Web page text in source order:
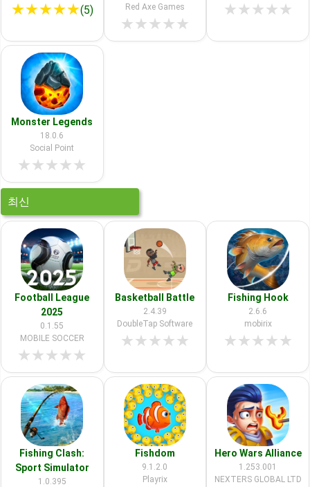
★★★★★(5)
Red Axe Games
★★★★★
★★★★★
Monster Legends
18.0.6
Social Point
★★★★★
최신
Football League
2025
0.1.55
MOBILE SOCCER
★★★★★
Basketball Battle
2.4.39
DoubleTap Software
★★★★★
Fishing Hook
2.6.6
mobirix
★★★★★
Fishing Clash:
Sport Simulator
1.0.395
Fishdom
9.1.2.0
Playrix
Hero Wars Alliance
1.253.001
NEXTERS GLOBAL LTD